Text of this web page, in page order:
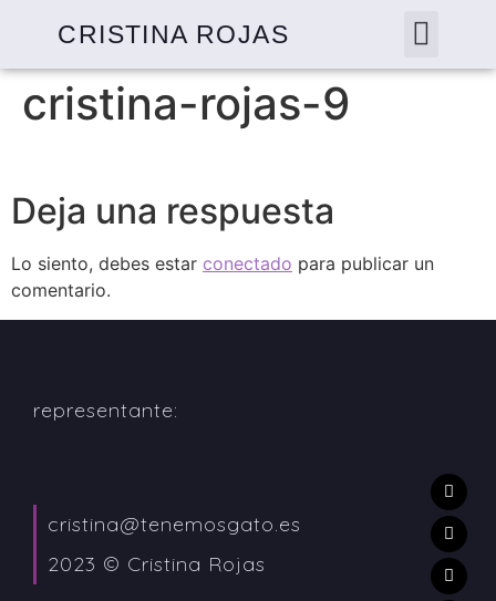
CRISTINA ROJAS
cristina-rojas-9
Deja una respuesta
Lo siento, debes estar conectado para publicar un
comentario.
representante:
cristina@tenemosgato.es
2023 © Cristina Rojas